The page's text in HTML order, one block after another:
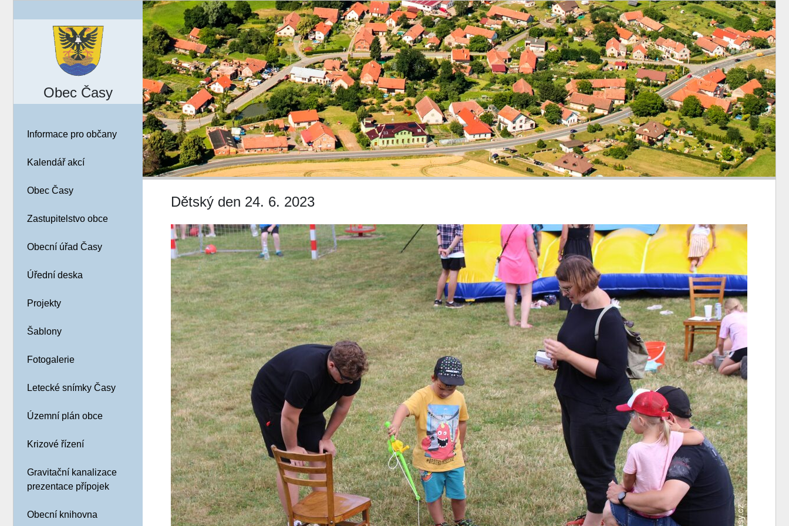
Obec Časy
Informace pro občany
Kalendář akcí
Obec Časy
Zastupitelstvo obce
Obecní úřad Časy
Úřední deska
Projekty
Šablony
Fotogalerie
Letecké snímky Časy
Územní plán obce
Krizové řízení
Gravitační kanalizace
prezentace přípojek
Obecní knihovna
Dětský den 24. 6. 2023